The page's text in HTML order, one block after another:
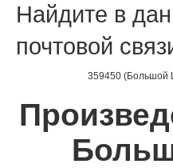
Найдите в
почтовой
359450 (Большой